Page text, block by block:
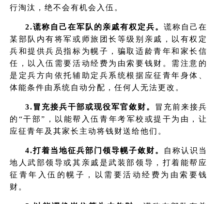
行淘汰，绝不会有机会入伍。
2.谎称自己在军队的亲戚有权定兵。 谎称自己在
某部队内有将军或师旅团长等级别亲戚，以有权定
兵和提供兵员指标为幌子，骗取适龄青年和家长信
任，以入伍需要活动经费为由索要钱财。需注意的
是定兵方向依托辅助定兵系统根据应征青年身体、
体能条件由系统自动分配，任何人无法更改。
3.冒充接兵干部或现役军官敛财。
冒充前来接兵
的“干部”，以能帮入伍青年考军校或提干为由，让
应征青年及其家长主动将钱财送给他们。
4.打着当地征兵部门领导幌子敛财。
自称认识当
地人武部领导或其亲戚是武装部领导，打着能帮应
征青年入伍的幌子，以需要活动经费为由索要钱
财。